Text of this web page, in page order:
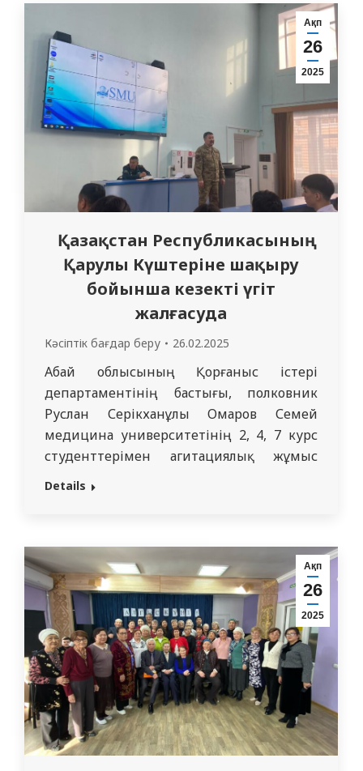
студенті – 2509 ЖМ, 714 ЖТД тобының
интерні Уримхан Ж. – 2502…
Ақп
26
2025
Қазақстан Республикасының
Қарулы Күштеріне шақыру
бойынша кезекті үгіт
жалғасуда
Кәсіптік бағдар беру 26.02.2025
Абай облысының Қорғаныс істері
департаментінің бастығы, полковник
Руслан Серікханұлы Омаров Семей
медицина университетінің 2, 4, 7 курс
студенттерімен агитациялық жұмыс
жүргізді. Бұл маңызды шара армиядағы
Күштерінде қызмет атқаратын әскери
қызметшілерге мемлекет тарапынан
ұсынылатын әлеуметтік және құқықтық
жеңілдіктер туралы ақпарат беруге
бағытталған. Бұл жеңілдіктер әскери
қызметшілер мен…
Details
Ақп
26
2025